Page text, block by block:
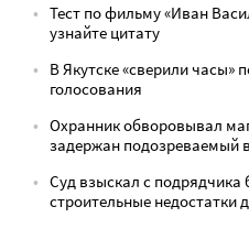
Тест по фильму «Иван
узнайте цитату
В Якутске «сверили часы»
голосования
Охранник обворовывал
задержан подозреваемый
Суд взыскал с подрядчика
строительные недостатки